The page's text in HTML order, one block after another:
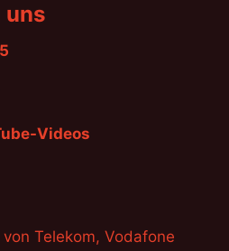
uns
Videos
Telekom, Vodafone